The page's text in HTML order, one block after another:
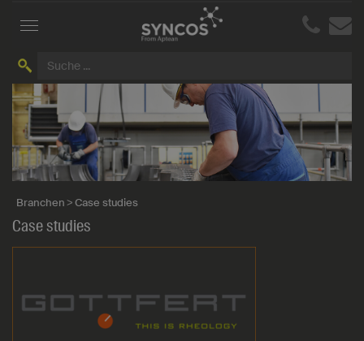
Toggle
Branchen Case studies
Case studies